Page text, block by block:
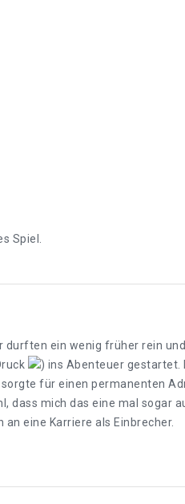
Spiel.
ein wenig früher rein
) ins Abenteuer gestartet.
für einen permanenten
mich das eine mal sogar
eine Karriere als Einbrecher.